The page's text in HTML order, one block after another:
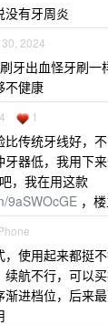
没有牙周炎
2024
牙出血怪牙刷一
不健康
1
传统牙线好，
器低，我用下
，我在用这款
9aSWOcGE ，
使用起来都挺不
航不行，可以
进档位，后来最